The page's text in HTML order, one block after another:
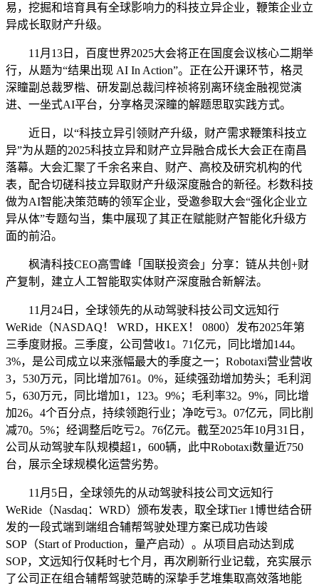
易，挖掘和培育具有全球影响力的科技立异企业，鞭策企业立
异成长取财产升级。
11月13日，百度世界2025大会将正在国度会议核心二期举
行，从题为“结果出现 AI In Action”。正在公开课环节，格灵
深瞳副总裁罗楷、研发副总裁闫梓祯将别离环绕金融视觉演
进、一坐式AI平台，分享格灵深瞳的解题思取实践方式。
近日，以“科技立异引领财产升级，财产需求鞭策科技立
异”为从题的2025科技立异和财产立异融合成长大会正在南昌
落幕。大会汇聚了千余名来自、财产、高校及研究机构的代
表，配合切磋科技立异取财产升级深度融合的新径。杉数科技
做为AI智能决策范畴的领军企业，受邀参取大会“强化企业立
异从体”专题勾当，集中展现了其正在赋能财产智能化升级方
面的前沿。
枫清科技CEO高雪峰「国联投资会」分享：链从共创+财
产复制，建立人工智能取实体财产深度融合新解法。
11月24日，全球领先的从动驾驶科技公司文远知行
WeRide（NASDAQ！ WRD，HKEX！ 0800）发布2025年第
三季度财报。三季度，公司营收1。71亿元，同比增加144。
3%，是公司成立以来涨幅最大的季度之一；Robotaxi营业营收
3，530万元，同比增加761。0%，延续强劲增加势头；毛利润
5，630万元，同比增加1，123。9%；毛利率32。9%，同比增
加26。4个百分点，持续领跑行业；净吃亏3。07亿元，同比削
减70。5%；经调整后吃亏2。76亿元。截至2025年10月31日，
公司从动驾驶车队规模超1，600辆，此中Robotaxi数量近750
台，展示全球规模化运营劣势。
11月5日，全球领先的从动驾驶科技公司文远知行
WeRide（Nasdaq：WRD）颁布发表，取全球Tier 1博世结合研
发的一段式端到端组合辅帮驾驶处理方案已成功告竣
SOP（Start of Production，量产启动）。从项目启动达到成
SOP，文远知行仅耗时七个月，再次刷新行业记载，充实展示
了公司正在组合辅帮驾驶范畴的深挚手艺堆集取高效落地能